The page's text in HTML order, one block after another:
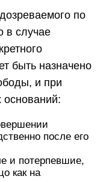
по
в случае
быть назначено
и при
после его
и потерпевшие,
как на